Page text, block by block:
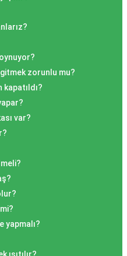
zorunlu mu?
var?
yapmalı?